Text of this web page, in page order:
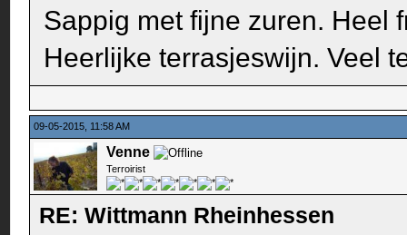
Sappig met fijne zuren. Heel
Heerlijke terrasjeswijn. Veel
09-05-2015, 11:58 AM
Venne
Terroirist
RE: Wittmann Rheinhessen